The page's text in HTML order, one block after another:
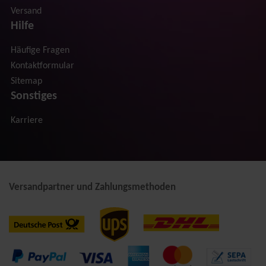
Versand
Hilfe
Häufige Fragen
Kontaktformular
Sitemap
Sonstiges
Karriere
Versandpartner und Zahlungsmethoden